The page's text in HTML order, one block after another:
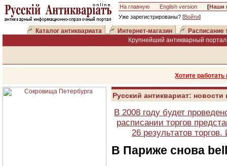
На главную English version [Наши
Уже зарегистрированы? [Войти]
Каталог антиквариата Интернет-магазин
Расписание
Крупнейший антикварный
Хотите
Русский антиквариат:
В 2008 году будет
расписании торгов
26 результатов
В Париже снова